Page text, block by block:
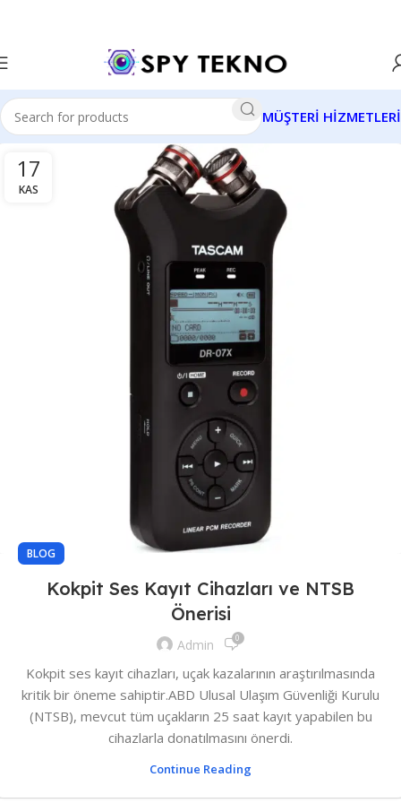
MÜŞTERİ HİZMETLERİ
17
KAS
BLOG
Kokpit Ses Kayıt Cihazları ve NTSB
Önerisi
Admin 0
Kokpit ses kayıt cihazları, uçak kazalarının araştırılmasında
kritik bir öneme sahiptir.ABD Ulusal Ulaşım Güvenliği Kurulu
(NTSB), mevcut tüm uçakların 25 saat kayıt yapabilen bu
cihazlarla donatılmasını önerdi.
Continue Reading